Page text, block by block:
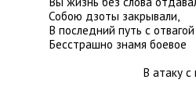
Собою дзоты закрывали,
В последний путь с
Бесстрашно знамя боевое
В атаку с